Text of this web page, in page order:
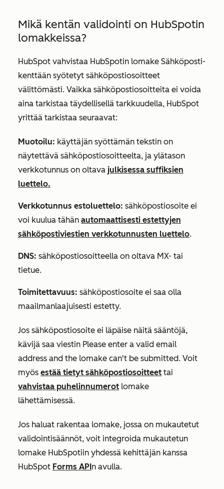
Mikä kentän validointi on HubSpotin
lomakkeissa?
HubSpot vahvistaa HubSpotin lomake Sähköposti-
kenttään syötetyt sähköpostiosoitteet
välittömästi. Vaikka sähköpostiosoitteita ei voida
aina tarkistaa täydellisellä tarkkuudella, HubSpot
yrittää tarkistaa seuraavat:
Muotoilu: käyttäjän syöttämän tekstin on
näytettävä sähköpostiosoitteelta, ja ylätason
verkkotunnus on oltava julkisessa suffiksien
luettelo.
Verkkotunnus estoluettelo: sähköpostiosoite ei
voi kuulua tähän automaattisesti estettyjen
sähköpostiviestien verkkotunnusten luettelo.
DNS: sähköpostiosoitteella on oltava MX- tai
tietue.
Toimitettavuus: sähköpostiosoite ei saa olla
maailmanlaajuisesti estetty.
Jos sähköpostiosoite ei läpäise näitä sääntöjä,
kävijä saa viestin Please enter a valid email
address and the lomake can't be submitted. Voit
myös estää tietyt sähköpostiosoitteet tai
vahvistaa puhelinnumerot lomake
lähettämisessä.
Jos haluat rakentaa lomake, jossa on mukautetut
validointisäännöt, voit integroida mukautetun
lomake HubSpotiin yhdessä kehittäjän kanssa
HubSpot Forms APIn avulla.